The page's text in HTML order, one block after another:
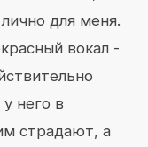
для меня.
вокал -
него в
страдают, а